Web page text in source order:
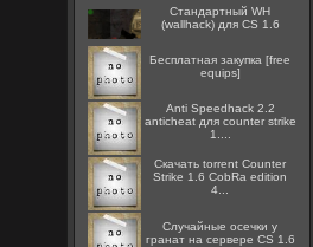
Стандартный WH
(wallhack) для CS 1.6
Бесплатная закупка [free
equips]
Anti Speedhack 2.2
anticheat для counter strike
1....
Скачать torrent Counter
Strike 1.6 CobRa edition
4...
Случайные осечки у
гранат на сервере CS 1.6